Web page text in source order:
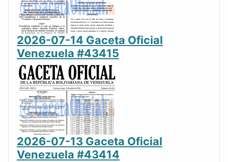
2026-07-14 Gaceta Oficial
Venezuela #43415
2026-07-13 Gaceta Oficial
Venezuela #43414